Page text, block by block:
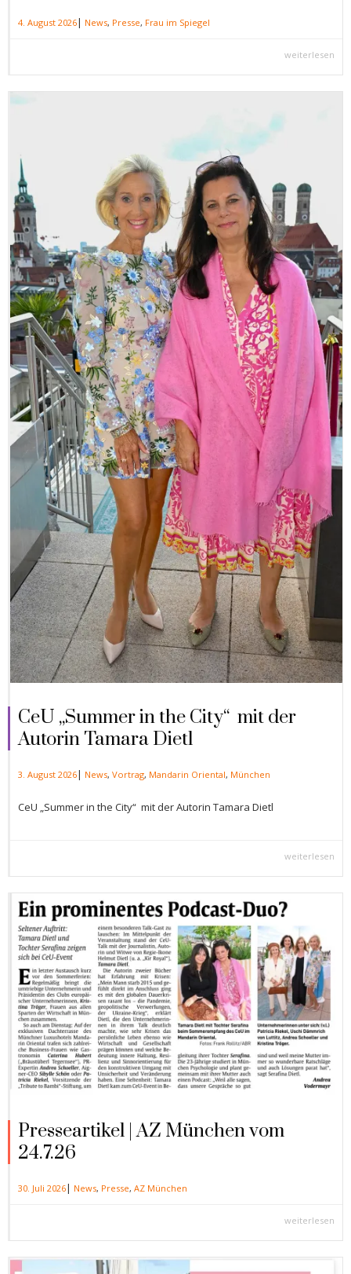
4. August 2026| News, Presse, Frau im Spiegel
weiterlesen
CeU „Summer in the City“ mit der
Autorin Tamara Dietl
3. August 2026| News, Vortrag, Mandarin Oriental, München
CeU „Summer in the City“ mit der Autorin Tamara Dietl
weiterlesen
Presseartikel | AZ München vom
24.7.26
30. Juli 2026| News, Presse, AZ München
weiterlesen